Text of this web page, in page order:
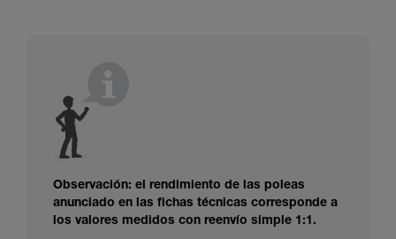
Observación: el rendimiento de las poleas
anunciado en las fichas técnicas corresponde a
los valores medidos con reenvío simple 1:1.